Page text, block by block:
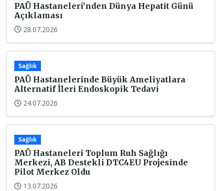
PAÜ Hastaneleri’nden Dünya Hepatit Günü
Açıklaması
28.07.2026
Sağlık
PAÜ Hastanelerinde Büyük Ameliyatlara
Alternatif İleri Endoskopik Tedavi
24.07.2026
Sağlık
PAÜ Hastaneleri Toplum Ruh Sağlığı
Merkezi, AB Destekli DTC4EU Projesinde
Pilot Merkez Oldu
13.07.2026